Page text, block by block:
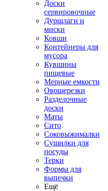
Доски
сервировочные
Дуршлаги и
миски
Ковши
Контейнеры для
мусора
Кувшины
пищевые
Мерные емкости
Овощерезки
Разделочные
доски
Маты
Сито
Соковыжималки
Сушилки для
посуды
Терки
Формы для
выпечки
Ещё